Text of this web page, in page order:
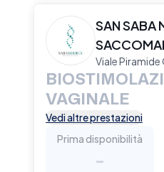
SAN SABA
Viale
VAGINALE
Vedi altre prestazioni
Prima disponibilità
-